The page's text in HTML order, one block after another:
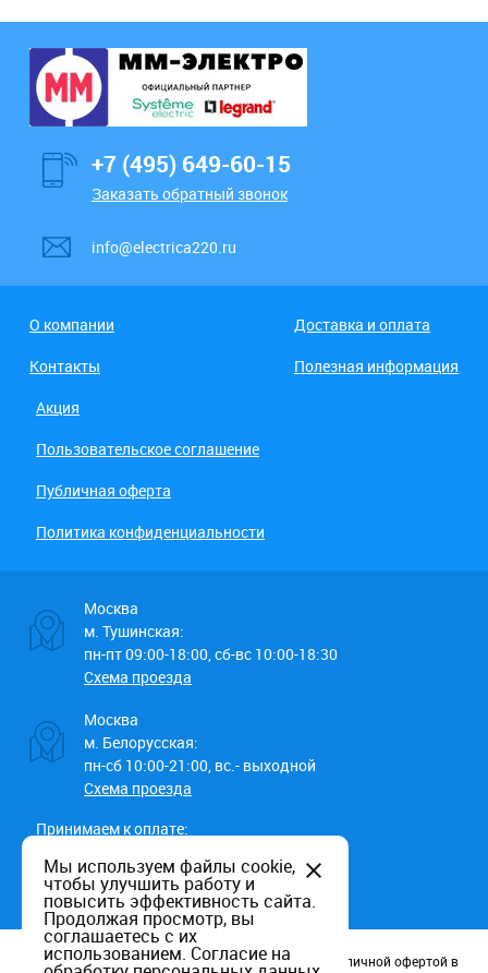
+7 (495) 649-60-15
Заказать обратный звонок
info@electrica220.ru
О компании
Доставка и оплата
Контакты
Полезная информация
Акция
Пользовательское соглашение
Публичная оферта
Политика конфиденциальности
Москва
м. Тушинская:
пн-пт 09:00-18:00, сб-вс 10:00-18:30
Схема проезда
Москва
м. Белорусская:
пн-сб 10:00-21:00, вс.- выходной
Схема проезда
Принимаем к оплате:
Данный информационный ресурс не является публичной офертой в
Мы используем файлы cookie,
чтобы улучшить работу и
повысить эффективность сайта.
Продолжая просмотр, вы
соглашаетесь с их
использованием. Согласие на